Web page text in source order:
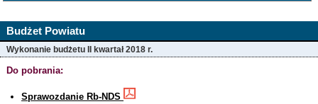
Budżet Powiatu
Wykonanie budżetu II kwartał 2018 r.
Do pobrania:
Sprawozdanie Rb-NDS